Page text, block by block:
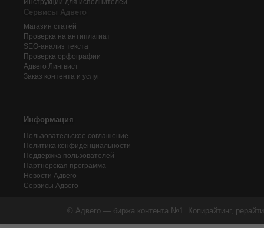
Инструкции для исполнителей
Сервисы Адвего
Магазин статей
Проверка на антиплагиат
SEO-анализ текста
Проверка орфографии
Адвего Лингвист
Заказ контента и услуг
Информация
Пользовательское соглашение
Политика конфиденциальности
Поддержка пользователей
Партнерская программа
Новости Адвего
Сервисы Адвего
© Адвего — биржа контента №1. Копирайтинг,